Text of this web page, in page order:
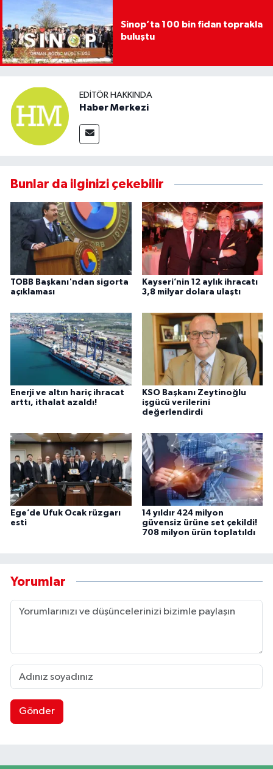
Sinop’ta 100 bin fidan toprakla
buluştu
EDITÖR HAKKINDA
Haber Merkezi
Bunlar da ilginizi çekebilir
TOBB Başkanı'ndan sigorta
açıklaması
Kayseri’nin 12 aylık ihracatı
3,8 milyar dolara ulaştı
Enerji ve altın hariç ihracat
arttı, ithalat azaldı!
KSO Başkanı Zeytinoğlu
işgücü verilerini
değerlendirdi
Ege’de Ufuk Ocak rüzgarı
esti
14 yıldır 424 milyon
güvensiz ürüne set çekildi!
708 milyon ürün toplatıldı
Yorumlar
Gönder